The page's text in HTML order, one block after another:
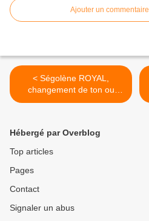
Ajouter un commentaire
< Ségolène ROYAL,
changement de ton ou
changement de position ?
Hébergé par Overblog
Top articles
Pages
Contact
Signaler un abus